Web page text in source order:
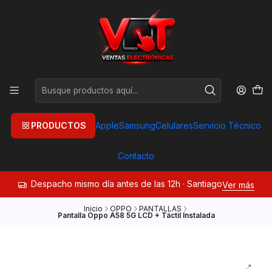
PRODUCTOS AppleSamsungCelularesServicio Técnico
Contacto
Despacho mismo día antes de las 12h · SantiagoVer más
Inicio OPPO PANTALLAS
Pantalla Oppo A58 5G LCD + Táctil Instalada